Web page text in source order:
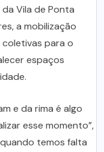
Vila de Ponta
a mobilização
para o
espaços
e da rima é algo
esse momento”,
temos falta